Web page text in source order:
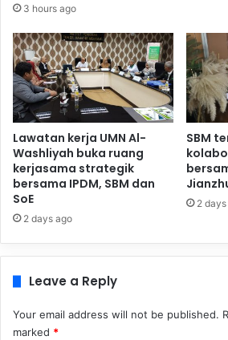
3 hours ago
Lawatan kerja UMN Al-
Washliyah buka ruang
kerjasama strategik
bersama IPDM, SBM dan
SoE
2 days ago
SBM
2
Leave a Reply
Your email address will not be published.
marked *